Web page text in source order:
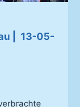
| 13-05-